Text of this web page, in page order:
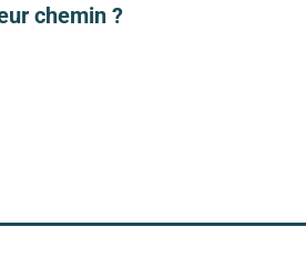
chemin ?